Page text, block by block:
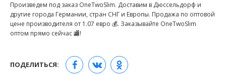
Произведем под заказ OneTwoSlim. Доставим в Дюссельдорф и
другие города Германии, стран СНГ и Европы. Продажа по оптовой
цене производителя от 1.07 евро 💰. Заказывайте OneTwoSlim
оптом прямо сейчас 🏬!
ПОДЕЛИТЬСЯ: